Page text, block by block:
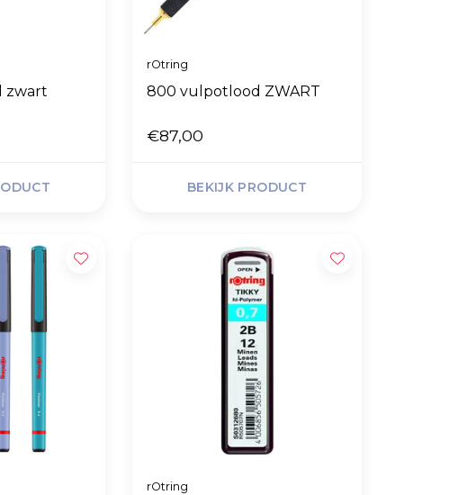
zwart
rOtring
800 vulpotlood ZWART
€87,00
BEKIJK PRODUCT
rOtring